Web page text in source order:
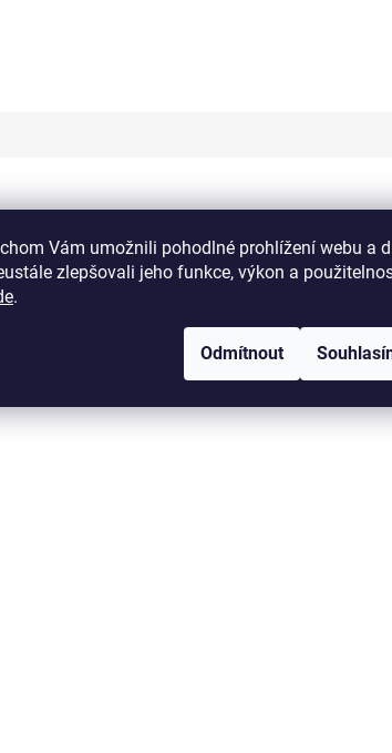
Vám umožnili pohodlné prohlížení webu a
zlepšovali jeho funkce, výkon a
.
Odmítnout
tmavě modré barvě skvěle ladí s jakýmkoli